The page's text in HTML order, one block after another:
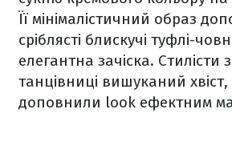
Її мінімалістичний образ
сріблясті блискучі туфлі-
елегантна зачіска. Стилісти
танцівниці вишуканий хвіст,
доповнили look ефектним